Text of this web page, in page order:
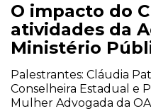
O impacto do
atividades da
Ministério
Palestrantes: Cláudia
Conselheira Estadual e
Mulher Advogada da